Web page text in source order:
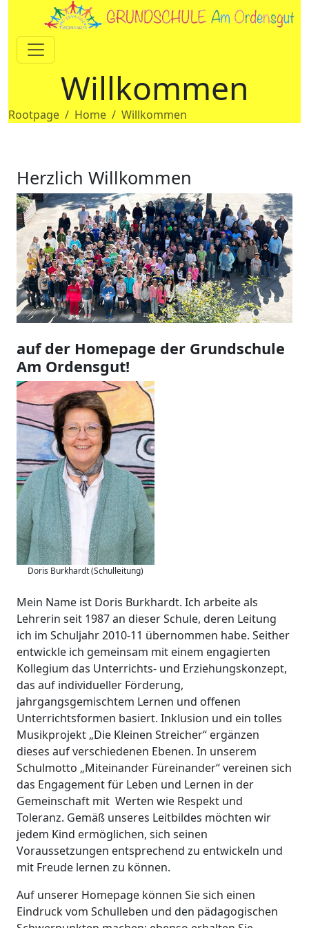
Willkommen
Rootpage Home Willkommen
Herzlich Willkommen
auf der Homepage der Grundschule
Am Ordensgut!
Doris Burkhardt (Schulleitung)
Mein Name ist Doris Burkhardt. Ich arbeite als
Lehrerin seit 1987 an dieser Schule, deren Leitung
ich im Schuljahr 2010-11 übernommen habe. Seither
entwickle ich gemeinsam mit einem engagierten
Kollegium das Unterrichts- und Erziehungskonzept,
das auf individueller Förderung,
jahrgangsgemischtem Lernen und offenen
Unterrichtsformen basiert. Inklusion und ein tolles
Musikprojekt „Die Kleinen Streicher“ ergänzen
dieses auf verschiedenen Ebenen. In unserem
Schulmotto „Miteinander Füreinander“ vereinen sich
das Engagement für Leben und Lernen in der
Gemeinschaft mit Werten wie Respekt und
Toleranz. Gemäß unseres Leitbildes möchten wir
jedem Kind ermöglichen, sich seinen
Voraussetzungen entsprechend zu entwickeln und
mit Freude lernen zu können.
Auf unserer Homepage können Sie sich einen
Eindruck vom Schulleben und den pädagogischen